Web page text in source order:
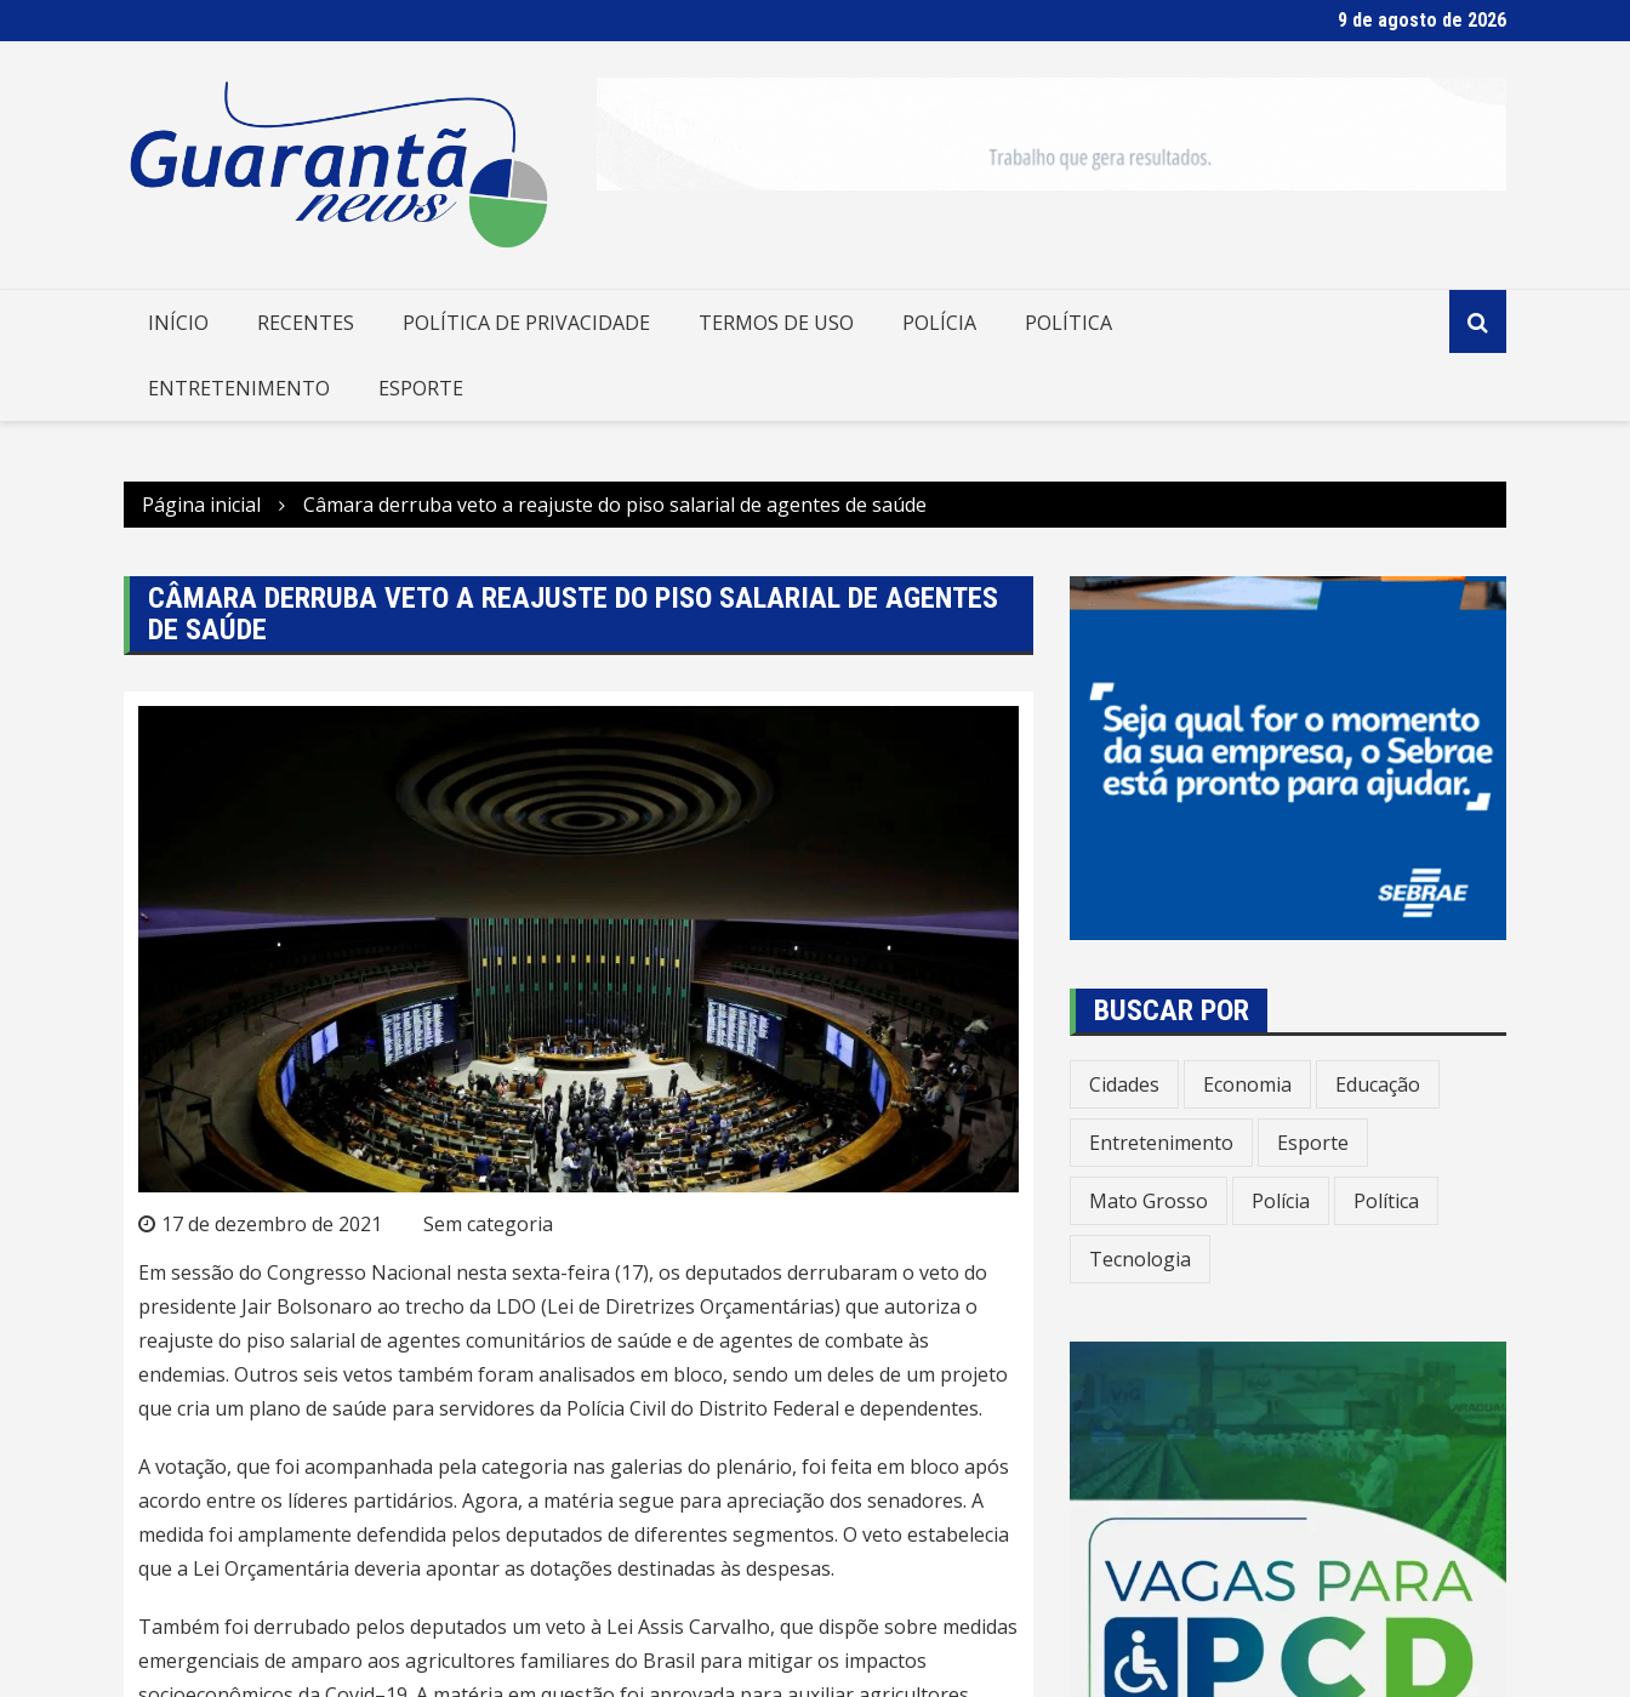
para
9 de agosto de 2026
INÍCIO RECENTES POLÍTICA DE PRIVACIDADE TERMOS DE USO POLÍCIA POLÍTICA
ENTRETENIMENTO ESPORTE
Página inicial Câmara derruba veto a reajuste do piso salarial de agentes de saúde
CÂMARA DERRUBA VETO A REAJUSTE DO PISO SALARIAL DE AGENTES
DE SAÚDE
17 de dezembro de 2021
Sem categoria
Em sessão do Congresso Nacional nesta sexta-feira (17), os deputados derrubaram o veto do
presidente Jair Bolsonaro ao trecho da LDO (Lei de Diretrizes Orçamentárias) que autoriza o
reajuste do piso salarial de agentes comunitários de saúde e de agentes de combate às
endemias. Outros seis vetos também foram analisados em bloco, sendo um deles de um projeto
que cria um plano de saúde para servidores da Polícia Civil do Distrito Federal e dependentes.
A votação, que foi acompanhada pela categoria nas galerias do plenário, foi feita em bloco após
acordo entre os líderes partidários. Agora, a matéria segue para apreciação dos senadores. A
medida foi amplamente defendida pelos deputados de diferentes segmentos. O veto estabelecia
que a Lei Orçamentária deveria apontar as dotações destinadas às despesas.
Também foi derrubado pelos deputados um veto à Lei Assis Carvalho, que dispõe sobre medidas
emergenciais de amparo aos agricultores familiares do Brasil para mitigar os impactos
BUSCAR POR
Cidades Economia Educação
Entretenimento Esporte
Mato Grosso Polícia Política
Tecnologia